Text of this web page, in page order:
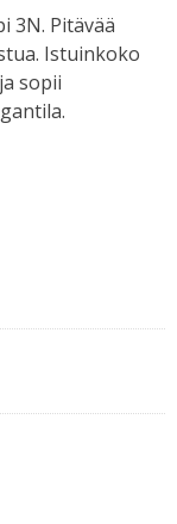
3N. Pitävää
Istuinkoko
sopii